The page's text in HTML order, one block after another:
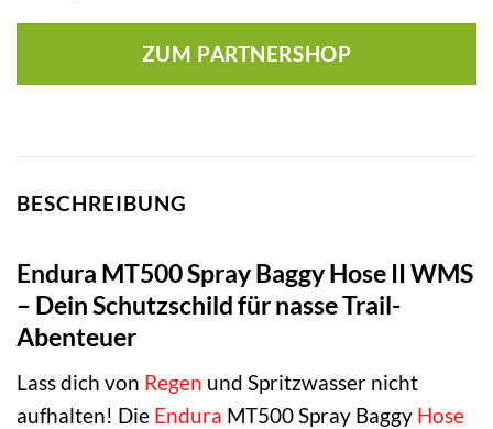
ZUM PARTNERSHOP
BESCHREIBUNG
Endura MT500 Spray Baggy Hose II WMS
– Dein Schutzschild für nasse Trail-
Abenteuer
Lass dich von Regen und Spritzwasser nicht
aufhalten! Die Endura MT500 Spray Baggy Hose